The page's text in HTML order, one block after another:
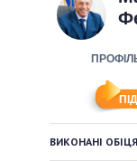
ПОДІЇ
ОГЛЯДИ
КАБІНЕТ
ВИКОНАНІ